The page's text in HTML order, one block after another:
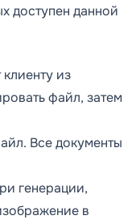
доступен данной
из
файл, затем
Все документы
генерации,
в